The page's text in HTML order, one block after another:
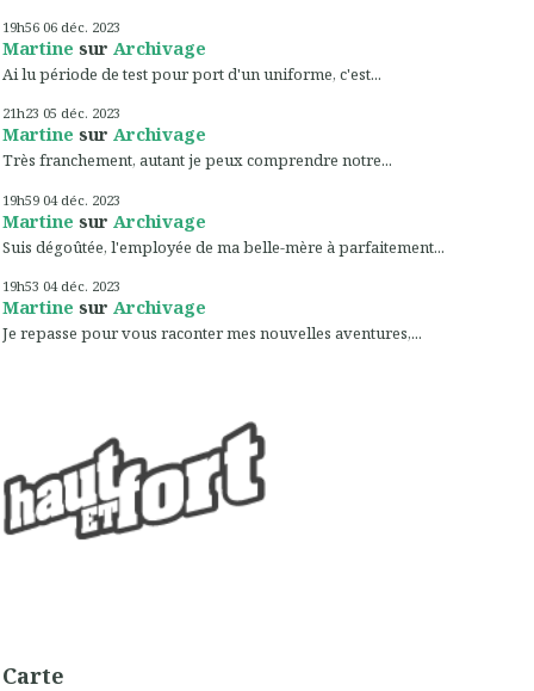
19h56 06 déc. 2023
Martine sur Archivage
Ai lu période de test pour port d'un uniforme, c'est...
21h23 05 déc. 2023
Martine sur Archivage
Très franchement, autant je peux comprendre notre...
19h59 04 déc. 2023
Martine sur Archivage
Suis dégoûtée, l'employée de ma belle-mère à parfaitement...
19h53 04 déc. 2023
Martine sur Archivage
Je repasse pour vous raconter mes nouvelles aventures,...
Carte